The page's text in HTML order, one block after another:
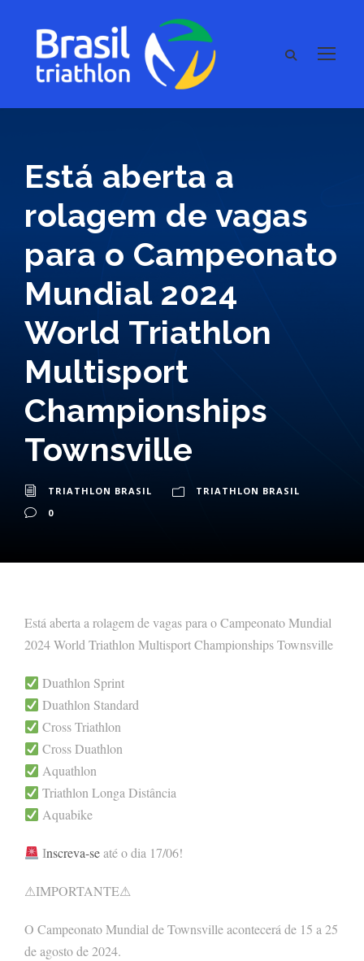
Está aberta a
rolagem de vagas
para o Campeonato
Mundial 2024
World Triathlon
Multisport
Championships
Townsville
TRIATHLON BRASIL
TRIATHLON BRASIL
0
Está aberta a rolagem de vagas para o Campeonato Mundial
2024 World Triathlon Multisport Championships Townsville
Duathlon Sprint
Duathlon Standard
Cross Triathlon
Cross Duathlon
Aquathlon
Triathlon Longa Distância
Aquabike
Inscreva-seaté o dia 17/06!
⚠IMPORTANTE⚠
O Campeonato Mundial de Townsville acontecerá de 15 a 25
de agosto de 2024.